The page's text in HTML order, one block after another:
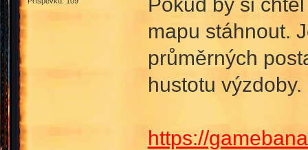
mapu stáhnout.
průměrných
hustotu výzdoby.
https://